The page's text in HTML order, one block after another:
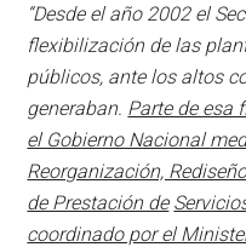
“Desde el año 2002 el
flexibilización de las
públicos, ante los altos
generaban. Parte de esa
el Gobierno Nacional
Reorganización,
de Prestación de
coordinado por el